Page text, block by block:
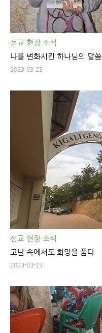
선교 현장 소식
나를 변화시킨 하나님의 말씀
2023-03-23
선교 현장 소식
고난 속에서도 희망을 품다
2023-03-23